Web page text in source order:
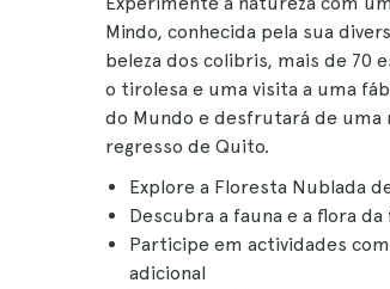
Mindo, conhecida pela sua
beleza dos colibris, mais de 70
o tirolesa e uma visita a uma
do Mundo e desfrutará de uma
regresso de Quito.
Explore a Floresta Nublada
Descubra a fauna e a flora
Participe em actividades
adicional